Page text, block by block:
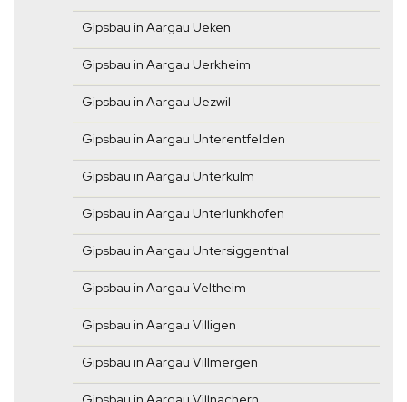
Gipsbau in Aargau Ueken
Gipsbau in Aargau Uerkheim
Gipsbau in Aargau Uezwil
Gipsbau in Aargau Unterentfelden
Gipsbau in Aargau Unterkulm
Gipsbau in Aargau Unterlunkhofen
Gipsbau in Aargau Untersiggenthal
Gipsbau in Aargau Veltheim
Gipsbau in Aargau Villigen
Gipsbau in Aargau Villmergen